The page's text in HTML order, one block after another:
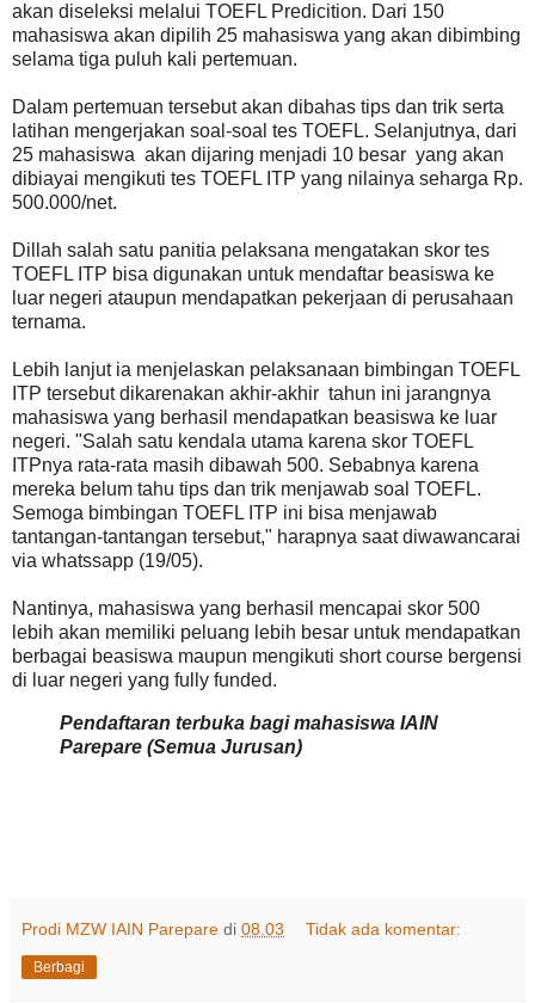
akan diseleksi melalui TOEFL Predicition. Dari 150
mahasiswa akan dipilih 25 mahasiswa yang akan dibimbing
selama tiga puluh kali pertemuan.
Dalam pertemuan tersebut akan dibahas tips dan trik serta
latihan mengerjakan soal-soal tes TOEFL. Selanjutnya, dari
25 mahasiswa akan dijaring menjadi 10 besar yang akan
dibiayai mengikuti tes TOEFL ITP yang nilainya seharga Rp.
500.000/net.
Dillah salah satu panitia pelaksana mengatakan skor tes
TOEFL ITP bisa digunakan untuk mendaftar beasiswa ke
luar negeri ataupun mendapatkan pekerjaan di perusahaan
ternama.
Lebih lanjut ia menjelaskan pelaksanaan bimbingan TOEFL
ITP tersebut dikarenakan akhir-akhir tahun ini jarangnya
mahasiswa yang berhasil mendapatkan beasiswa ke luar
negeri. "Salah satu kendala utama karena skor TOEFL
ITPnya rata-rata masih dibawah 500. Sebabnya karena
mereka belum tahu tips dan trik menjawab soal TOEFL.
Semoga bimbingan TOEFL ITP ini bisa menjawab
tantangan-tantangan tersebut," harapnya saat diwawancarai
via whatssapp (19/05).
Nantinya, mahasiswa yang berhasil mencapai skor 500
lebih akan memiliki peluang lebih besar untuk mendapatkan
berbagai beasiswa maupun mengikuti short course bergensi
di luar negeri yang fully funded.
Pendaftaran terbuka bagi mahasiswa IAIN
Parepare (Semua Jurusan)
Prodi MZW IAIN Parepare di 08.03 Tidak ada komentar:
Berbagi